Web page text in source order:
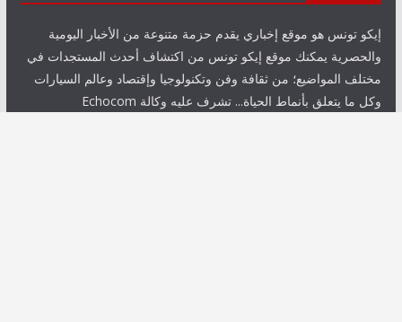
إيكو تونس هو موقع إخباري يقدم حزمة متنوعة من الأخبار اليومية
والحصرية يمكنك موقع إيكو تونس من اكتشاف أحدث المستجدات في
مختلف المواضيع؛ من ثقافة وفن وتكنولوجيا وإقتصاد وعالم السيارات
وكل ما يتعلق بأنماط الحياة... تشرف عليه وكالة Echocom